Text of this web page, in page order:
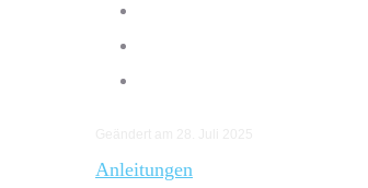
Anleitungen